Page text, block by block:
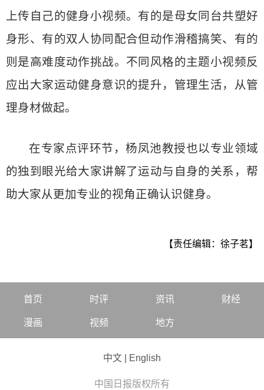
上传自己的健身小视频。有的是母女同台共塑好
身形、有的双人协同配合但动作滑稽搞笑、有的
则是高难度动作挑战。不同风格的主题小视频反
应出大家运动健身意识的提升，管理生活，从管
理身材做起。
在专家点评环节，杨凤池教授也以专业领域
的独到眼光给大家讲解了运动与自身的关系，帮
助大家从更加专业的视角正确认识健身。
【责任编辑：徐子茗】
首页 时评 资讯 财经
漫画 视频 地方
中文 English
中国日报版权所有